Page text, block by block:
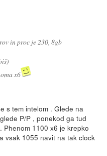
in proc je 230, 8gb
x6
s tem intelom . Glede na
P/P , ponekod ga tud
1100 x6 je krepko
vsak 1055 navit na tak clock